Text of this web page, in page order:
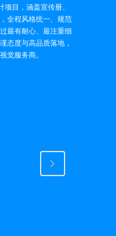
目，涵盖宣传册、
全程风格统一、规范
最有耐心、最注重细
态度与高品质落地，
觉服务商。